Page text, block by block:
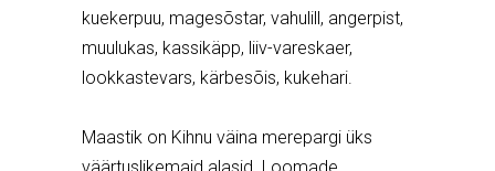
kuekerpuu, magesõstar, vahulill, angerpist,
muulukas, kassikäpp, liiv-vareskaer,
lookkastevars, kärbesõis, kukehari.
Maastik on Kihnu väina merepargi üks